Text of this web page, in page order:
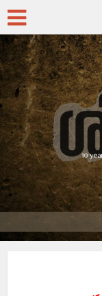
10